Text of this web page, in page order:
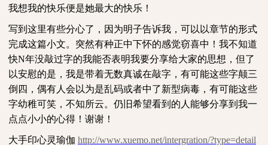
我想我的快乐便是她最大的快乐！
写到这里有些分心了，因为明子告诉我，可以以章节的形式
完成这篇小文。突然有种正中下怀的感觉窃喜中！我不知道
快N年没敲过字的我能否表明我要分享给大家的思想，但了
以安慰的是，我是带着无数真诚在敲字，有可能这些字颠三
倒四，偶有人会以为是乱码或者中了新型病毒，有可能这些
字幼稚可笑，不知所云。仍旧希望看到的人能够分享到我一
点点小小的心得！谢谢！
大手印心灵瑜伽 http://www.xuemo.net/intergration/?type=detail